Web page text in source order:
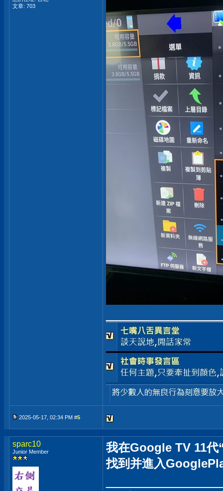
文章: 703
2025-05-17, 02:34 PM #5
sparc10
Junior Member
我在Google TV 11代
找到并進入